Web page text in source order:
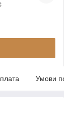
Умови